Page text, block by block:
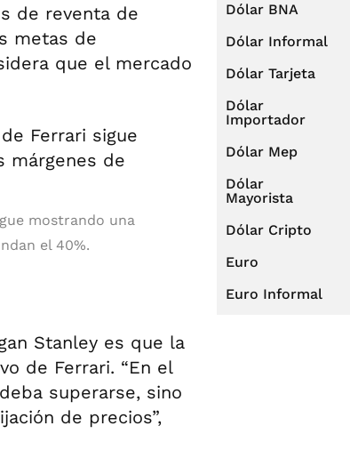
de reventa de
metas de
que el mercado
mostrando una
el 40%.
Stanley es que la
de Ferrari. “En el
superarse, sino
de precios”,
Dólar BNA
Dólar Informal
Dólar Tarjeta
Dólar
Importador
Dólar Mep
Dólar
Mayorista
Dólar Cripto
Euro
Euro Informal